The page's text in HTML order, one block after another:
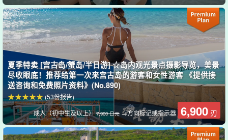
拍摄数据当天交付！
拍摄的照片数据、拍摄当天结束前交付好样的
在旅行途中，您可以立即在智能手机上查看这些照片，这样您就可
以在拍摄当天在社交网络上与家人和朋友分享这些照片。
这是让记忆立即成形的好方法...... ?
夏季特卖 [宫古岛/蟹岛/半日游] ☆岛内观光景点摄影导览，美景
尽收眼底！推荐给第一次来宫古岛的游客和女性游客 《提供接
送咨询和免费照片资料》(No.890)
成人（初中生及以上）7,900 日元 →方向标记或指示器 6,900 刃
(53份报告)